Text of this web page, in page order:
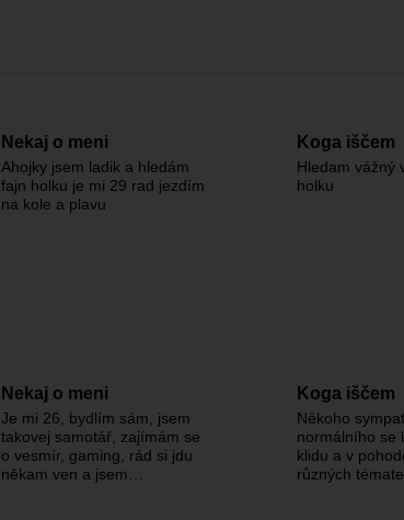
Nekaj o meni
Ahojky jsem ladik a hledám
fajn holku je mi 29 rad jezdím
na kole a plavu
Koga iščem
Hledam vážný
holku
Nekaj o meni
Je mi 26, bydlím sám, jsem
takovej samotář, zajímám se
o vesmír, gaming, rád si jdu
někam ven a jsem…
Koga iščem
Někoho
normálního se
klidu a v
různých